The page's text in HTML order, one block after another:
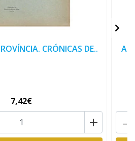
CRÓNICAS DE..
7,42€
+ -